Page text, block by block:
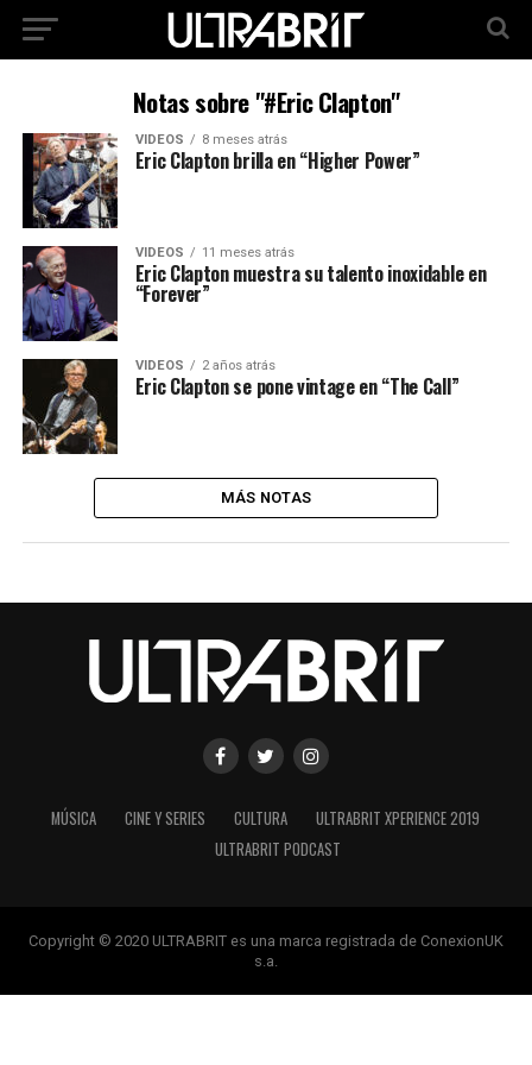
Notas sobre "#Eric Clapton"
VIDEOS 8 meses atrás
Eric Clapton brilla en “Higher Power”
VIDEOS 11 meses atrás
Eric Clapton muestra su talento inoxidable en
“Forever”
VIDEOS 2 años atrás
Eric Clapton se pone vintage en “The Call”
MÁS NOTAS
MÚSICA CINE Y SERIES CULTURA
ULTRABRIT XPERIENCE 2019
ULTRABRIT PODCAST
Copyright © 2020 ULTRABRIT es una marca registrada de ConexionUK
s.a.